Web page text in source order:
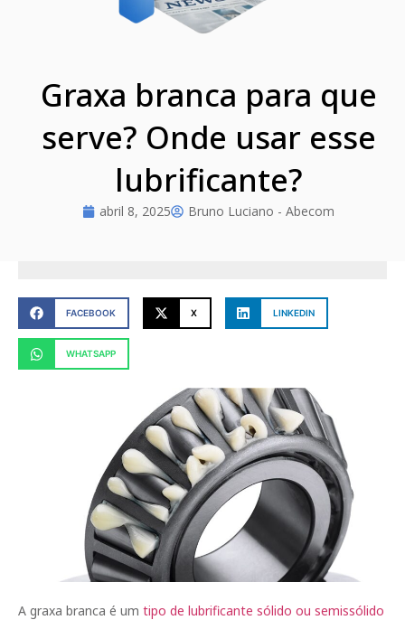
Graxa branca para que
serve? Onde usar esse
lubrificante?
abril 8, 2025 Bruno Luciano - Abecom
FACEBOOK X LINKEDIN
WHATSAPP
A graxa branca é um tipo de lubrificante sólido ou semissólido